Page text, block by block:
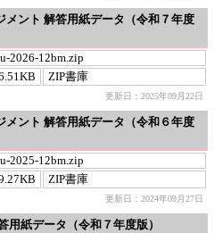
メント 解答用紙データ（令和７年度
2026-12bm.zip
ZIP書庫
更新日：2025年09月22日
メント 解答用紙データ（令和６年度
2025-12bm.zip
ZIP書庫
更新日：2024年09月27日
用紙データ（令和７年度版）